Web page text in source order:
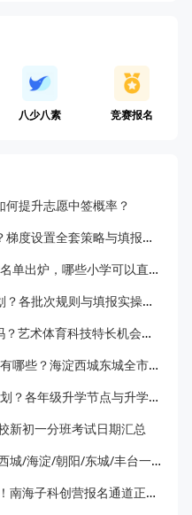
八少八素 竞赛报名
提升志愿中签概率？
北京小升初志愿怎么合理排布？梯度设置全套策略与填报避坑指南
2026 北京小升初对口直升新增名单出炉，哪些小学可以直升优质初中？
北京小升初多批次志愿如何规划？各批次规则与填报实操指南
北京小升初特长还能助力升学吗？艺术体育科技特长机会与误区全面解析
2027 北京小升初跨区招生学校有哪些？海淀西城东城全市招生校完整汇总
2027 北京小升初分阶段如何规划？各年级升学节点与升学通道全梳理
新初一分班考试日期汇总
2026北京小升初查询时间表｜西城/海淀/朝阳/东城/丰台一键对照
2026北京小升初升学家长速看！南海子科创营报名通道正式开启